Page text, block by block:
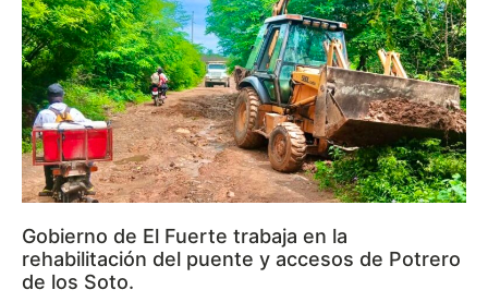
Gobierno de El Fuerte trabaja en la
rehabilitación del puente y accesos de Potrero
de los Soto.